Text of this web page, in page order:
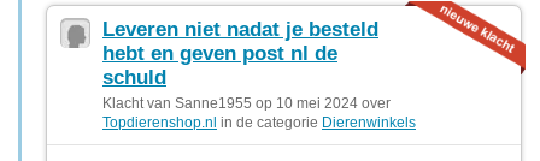
Leveren niet nadat je besteld
hebt en geven post nl de
schuld
Klacht van Sanne1955 op 10 mei 2024 over
Topdierenshop.nl in de categorie Dierenwinkels